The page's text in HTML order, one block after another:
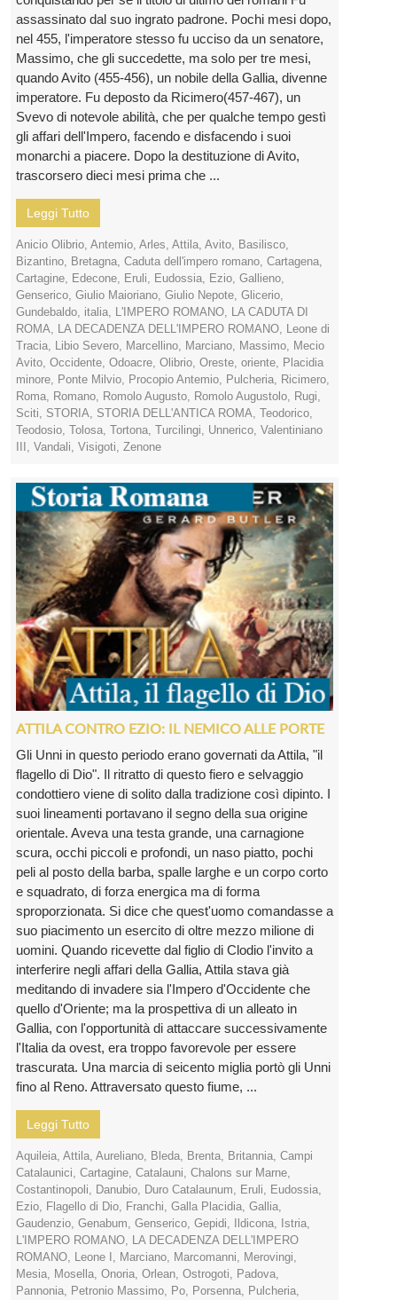
assassinato dal suo ingrato padrone. Pochi mesi dopo,
nel 455, l'imperatore stesso fu ucciso da un senatore,
Massimo, che gli succedette, ma solo per tre mesi,
quando Avito (455-456), un nobile della Gallia, divenne
imperatore. Fu deposto da Ricimero(457-467), un
Svevo di notevole abilità, che per qualche tempo gestì
gli affari dell'Impero, facendo e disfacendo i suoi
monarchi a piacere. Dopo la destituzione di Avito,
trascorsero dieci mesi prima che ...
Leggi Tutto
Anicio Olibrio, Antemio, Arles, Attila, Avito, Basilisco,
Bizantino, Bretagna, Caduta dell'impero romano, Cartagena,
Cartagine, Edecone, Eruli, Eudossia, Ezio, Gallieno,
Genserico, Giulio Maioriano, Giulio Nepote, Glicerio,
Gundebaldo, italia, L'IMPERO ROMANO, LA CADUTA DI
ROMA, LA DECADENZA DELL'IMPERO ROMANO, Leone di
Tracia, Libio Severo, Marcellino, Marciano, Massimo, Mecio
Avito, Occidente, Odoacre, Olibrio, Oreste, oriente, Placidia
minore, Ponte Milvio, Procopio Antemio, Pulcheria, Ricimero,
Roma, Romano, Romolo Augusto, Romolo Augustolo, Rugi,
Sciti, STORIA, STORIA DELL'ANTICA ROMA, Teodorico,
Teodosio, Tolosa, Tortona, Turcilingi, Unnerico, Valentiniano
, Vandali, Visigoti, Zenone
ATTILA CONTRO EZIO: IL NEMICO ALLE PORTE
Gli Unni in questo periodo erano governati da Attila, "il
flagello di Dio". Il ritratto di questo fiero e selvaggio
condottiero viene di solito dalla tradizione così dipinto. I
suoi lineamenti portavano il segno della sua origine
orientale. Aveva una testa grande, una carnagione
scura, occhi piccoli e profondi, un naso piatto, pochi
peli al posto della barba, spalle larghe e un corpo corto
e squadrato, di forza energica ma di forma
sproporzionata. Si dice che quest'uomo comandasse a
suo piacimento un esercito di oltre mezzo milione di
uomini. Quando ricevette dal figlio di Clodio l'invito a
interferire negli affari della Gallia, Attila stava già
meditando di invadere sia l'Impero d'Occidente che
quello d'Oriente; ma la prospettiva di un alleato in
Gallia, con l'opportunità di attaccare successivamente
l'Italia da ovest, era troppo favorevole per essere
trascurata. Una marcia di seicento miglia portò gli Unni
fino al Reno. Attraversato questo fiume, ...
Leggi Tutto
Aquileia, Attila, Aureliano, Bleda, Brenta, Britannia, Campi
Catalaunici, Cartagine, Catalauni, Chalons sur Marne,
Costantinopoli, Danubio, Duro Catalaunum, Eruli, Eudossia,
Ezio, Flagello di Dio, Franchi, Galla Placidia, Gallia,
Gaudenzio, Genabum, Genserico, Gepidi, Ildicona, Istria,
L'IMPERO ROMANO, LA DECADENZA DELL'IMPERO
ROMANO, Leone I , Marciano, Marcomanni, Merovingi,
Mesia, Mosella, Onoria, Orlean, Ostrogoti, Padova,
Pannonia, Petronio Massimo, Po, Porsenna, Pulcheria,